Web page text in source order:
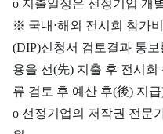
o 지출일정은 선정기업 개
※ 국내⋅해외 전시회 참가
(DIP)신청서 검토결과 통보
용을 선(先) 지출 후 전시
류 검토 후 예산 후(後) 지
o 선정기업의 저작권 전문